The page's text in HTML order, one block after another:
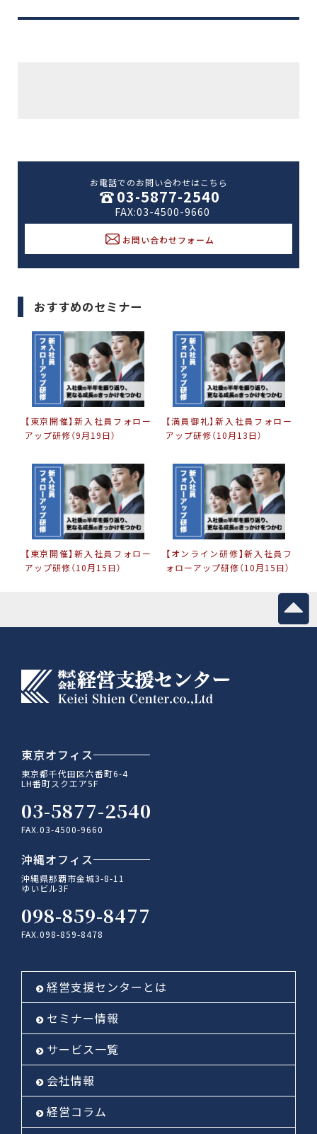
お電話でのお問い合わせはこちら
03-5877-2540
FAX:03-4500-9660
お問い合わせフォーム
おすすめのセミナー
【東京開催】新入社員フォロー
アップ研修（9月19日）
【満員御礼】新入社員フォロー
アップ研修（10月13日）
【東京開催】新入社員フォロー
アップ研修（10月15日）
【オンライン研修】新入社員フ
ォローアップ研修（10月15日）
東京オフィス
東京都千代田区六番町6-4
LH番町スクエア5F
03-5877-2540
FAX.03-4500-9660
沖縄オフィス
沖縄県那覇市金城3-8-11
ゆいビル3F
098-859-8477
FAX.098-859-8478
経営支援センターとは
セミナー情報
サービス一覧
会社情報
経営コラム